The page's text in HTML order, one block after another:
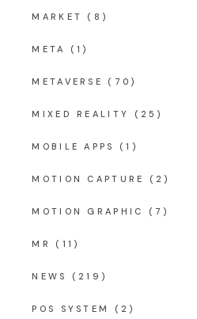
MARKET (8)
META (1)
METAVERSE (70)
MIXED REALITY (25)
MOBILE APPS (1)
MOTION CAPTURE (2)
MOTION GRAPHIC (7)
MR (11)
NEWS (219)
POS SYSTEM (2)